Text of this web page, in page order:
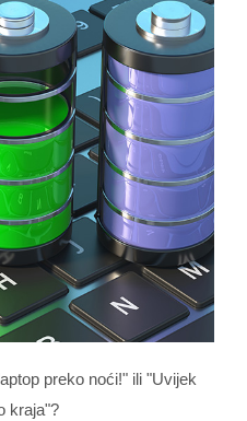
preko noći!" ili "Uvijek
kraja"?